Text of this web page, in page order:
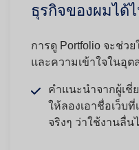
ธุรกิจของผมได้
การดู Portfolio จะช่ว
และความเข้าใจในอุ
คำแนะนำจากผู้เชี่
ให้ลองเอาชื่อเว็บ
จริงๆ ว่าใช้งานลื่น